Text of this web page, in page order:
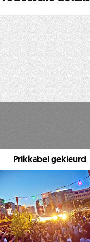
Prikkabel gekleurd